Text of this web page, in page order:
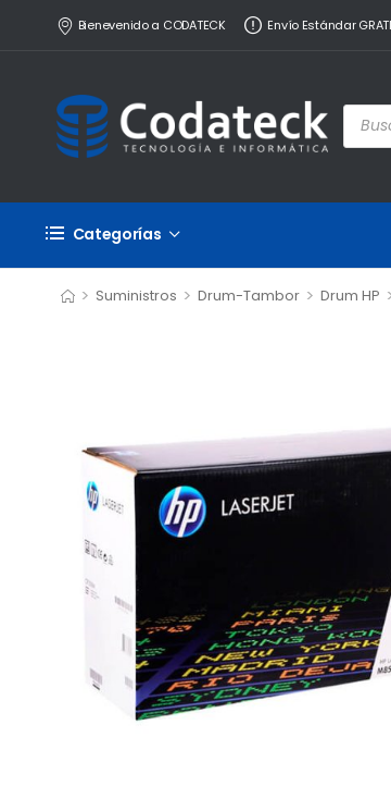
Bienevenido a CODATECK Envío Estándar
Categorías
> Suministros > Drum-Tambor > Drum HP